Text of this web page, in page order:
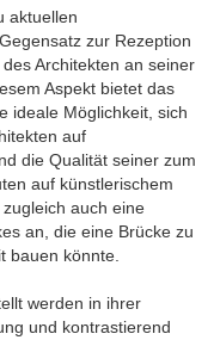
aktuellen
zur Rezeption
Architekten an seiner
Aspekt bietet das
ideale Möglichkeit, sich
auf
die Qualität seiner zum
auf künstlerischem
auch eine
an, die eine Brücke zu
bauen könnte.
werden in ihrer
und kontrastierend